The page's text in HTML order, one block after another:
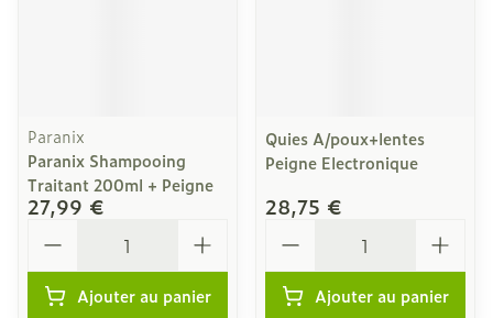
Paranix
Paranix Shampooing
Traitant 200ml + Peigne
27,99 €
Ajouter au panier
Quies A/poux+lentes
Peigne Electronique
28,75 €
Ajouter au panier